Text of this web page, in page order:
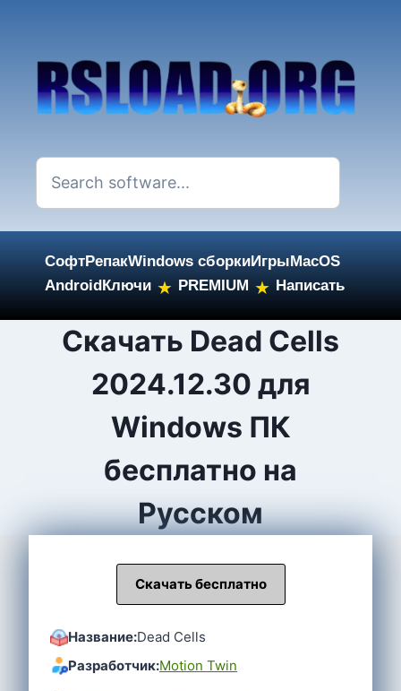
СофтРепакWindows сборкиИгрыMacOS
AndroidКлючи ★ PREMIUM ★ Написать
Скачать Dead Cells
2024.12.30 для
Windows ПК
бесплатно на
Русском
Скачать бесплатно
Название:Dead Cells
Разработчик:Motion Twin